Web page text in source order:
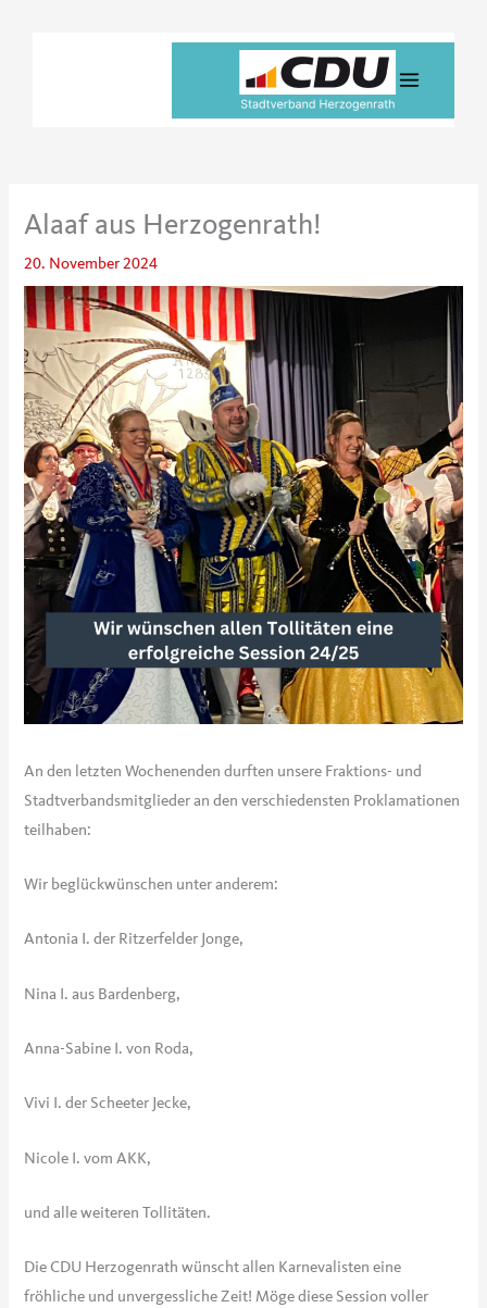
Alaaf aus Herzogenrath!
20. November 2024
An den letzten Wochenenden durften unsere Fraktions- und
Stadtverbandsmitglieder an den verschiedensten Proklamationen
teilhaben:
Wir beglückwünschen unter anderem:
Antonia I. der Ritzerfelder Jonge,
Nina I. aus Bardenberg,
Anna-Sabine I. von Roda,
Vivi I. der Scheeter Jecke,
Nicole I. vom AKK,
und alle weiteren Tollitäten.
Die CDU Herzogenrath wünscht allen Karnevalisten eine
fröhliche und unvergessliche Zeit! Möge diese Session voller